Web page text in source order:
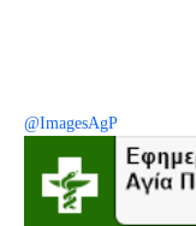
@ImagesAgP